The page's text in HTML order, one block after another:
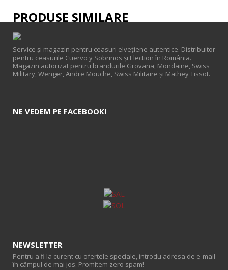
PRODUSE SIMILARE
Service și magazin pentru ceasuri elveţiene autentice. Distribuitor
pentru ceasurile Cuervo y Sobrinos și Election în România.
Magazin autorizat pentru brandurile Grovana, Mondaine, Swiss
Military, Wenger, Andre Mouche, Swiss Militaire și Mathey Tissot.
NE VEDEM PE FACEBOOK!
NEWSLETTER
Pentru a fi la curent cu ofertele speciale, introdu adresa de e-mail
în câmpul de mai jos. Promitem zero spam!